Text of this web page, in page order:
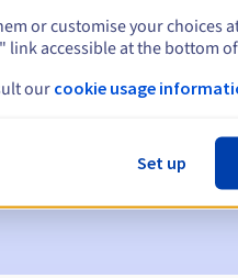
de vervaldatum
van de domeinnaam te
or customise your choices
accessible at the bottom
our cookie usage
Set up